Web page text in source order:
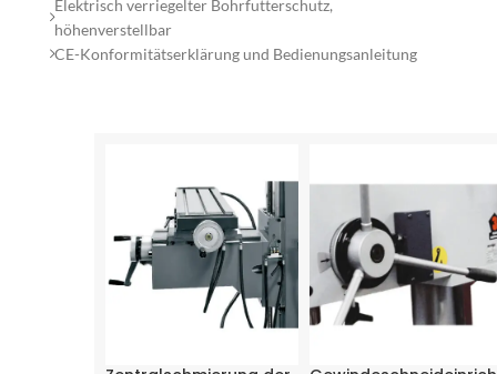
Elektrisch verriegelter Bohrfutterschutz,
höhenverstellbar
CE-Konformitätserklärung und Bedienungsanleitung